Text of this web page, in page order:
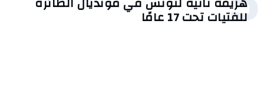
للفتيات تحت 17 عامًا